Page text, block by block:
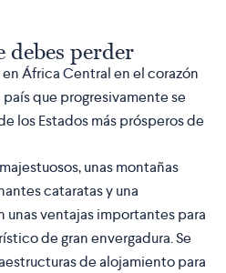
debes perder
África Central en el corazón
país que progresivamente se
los Estados más prósperos de
unas montañas
cataratas y una
unas ventajas importantes para
de gran envergadura. Se
de alojamiento para